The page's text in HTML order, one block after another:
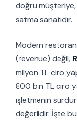
doğru
satma sanatıdır.
Modern
(revenue) değil,
milyon TL ciro
800 bin TL ciro
işletmenin
değerlidir. İşte